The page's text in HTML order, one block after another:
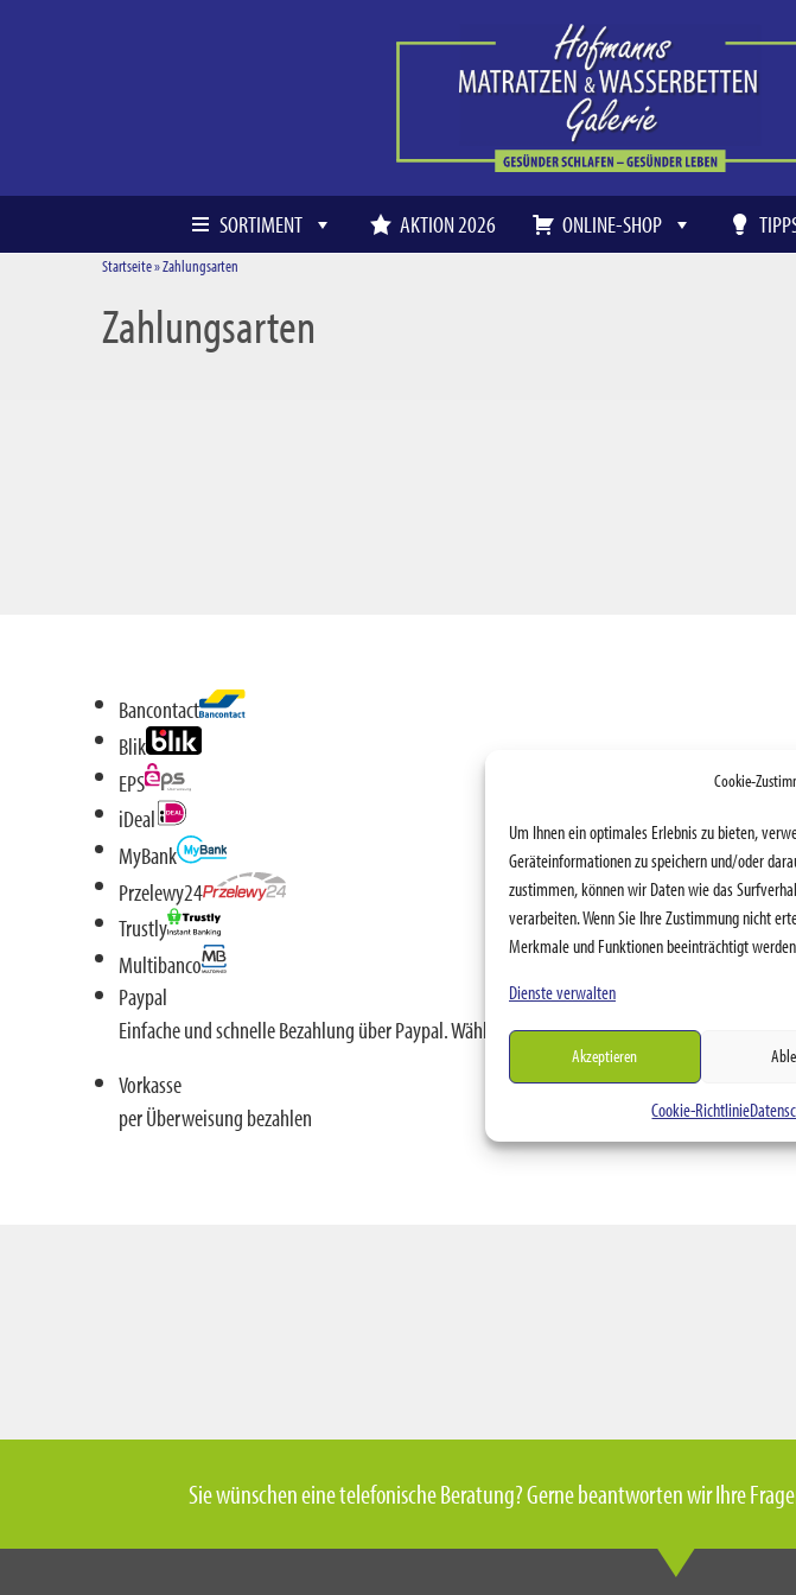
Cookie-
Um Ihnen ein optimales Erlebnis zu bieten,
Geräteinformationen zu speichern und/oder
zustimmen, können wir Daten wie das
verarbeiten. Wenn Sie Ihre Zustimmung nicht
Merkmale und Funktionen beeinträchtigt
Dienste verwalten
Akzeptieren
Cookie-Richtlinie
SORTIMENT AKTION 2026 ONLINE-SHOP
Startseite»Zahlungsarten
Zahlungsarten
Bancontact
Blik
EPS
iDeal
MyBank
Przelewy24
Trustly
Multibanco
Paypal
Einfache und schnelle Bezahlung über Paypal. Wählen Sie unten die gewünschte Zahlungs-
Vorkasse
per Überweisung bezahlen
Sie wünschen eine telefonische Beratung? Gerne beantworten wir Ihre